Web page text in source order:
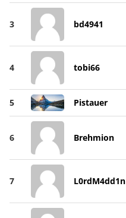
3 bd4941
4 tobi66
5 Pistauer
6 Brehmion
7 L0rdM4dd1n